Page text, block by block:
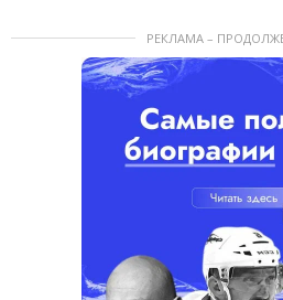
РЕКЛАМА –